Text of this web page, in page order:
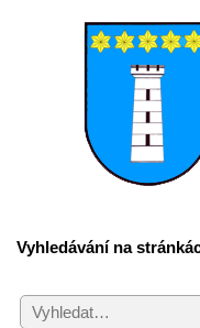
Vyhledávání na